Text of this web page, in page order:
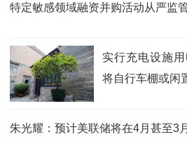
特定敏感领域融资并购活动从严监
实行充电设施
将自行车棚或闲
朱光耀：预计美联储将在4月甚至3